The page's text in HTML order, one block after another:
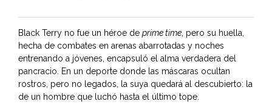
Black Terry no fue un héroe de prime time, pero su huella,
hecha de combates en arenas abarrotadas y noches
entrenando a jóvenes, encapsuló el alma verdadera del
pancracio. En un deporte donde las máscaras ocultan
rostros, pero no legados, la suya quedará al descubierto: la
de un hombre que luchó hasta el último tope.